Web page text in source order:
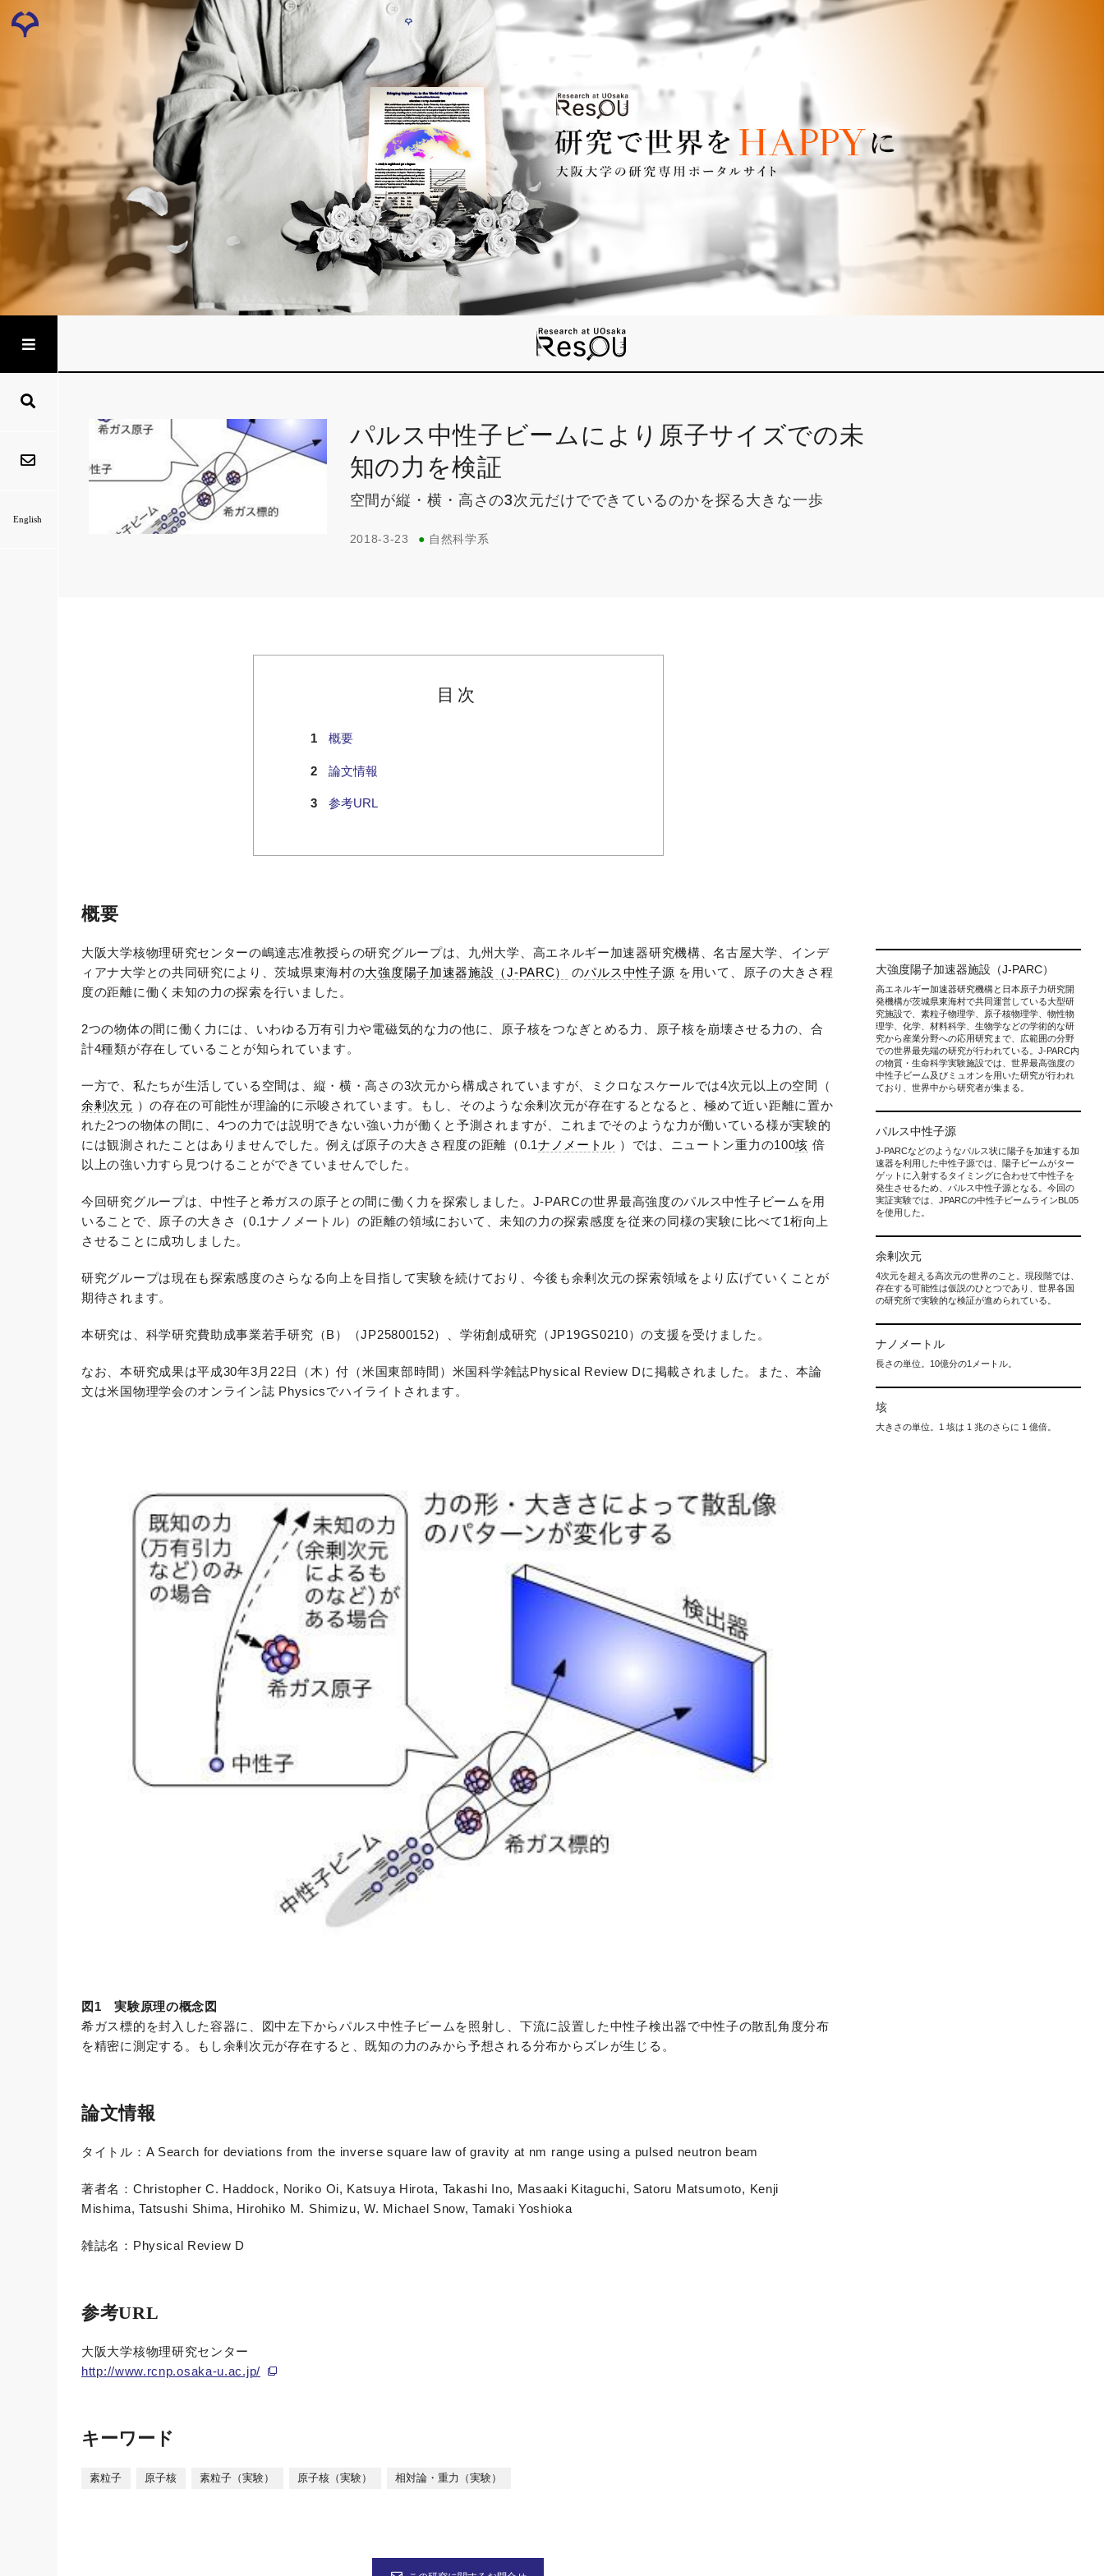
English
パルス中性子ビームにより原子サイズでの未
知の力を検証
空間が縦・横・高さの3次元だけでできているのかを探る大きな一歩
2018-3-23 ● 自然科学系
目次
概要
論文情報
参考URL
概要
大阪大学核物理研究センターの嶋達志准教授らの研究グループは、九州大学、高エネルギー加速器研究機構、名古屋大学、インデ
ィアナ大学との共同研究により、茨城県東海村の大強度陽子加速器施設（J-PARC） のパルス中性子源 を用いて、原子の大きさ程
度の距離に働く未知の力の探索を行いました。
2つの物体の間に働く力には、いわゆる万有引力や電磁気的な力の他に、原子核をつなぎとめる力、原子核を崩壊させる力の、合
計4種類が存在していることが知られています。
一方で、私たちが生活している空間は、縦・横・高さの3次元から構成されていますが、ミクロなスケールでは4次元以上の空間（
余剰次元 ）の存在の可能性が理論的に示唆されています。もし、そのような余剰次元が存在するとなると、極めて近い距離に置か
れた2つの物体の間に、4つの力では説明できない強い力が働くと予測されますが、これまでそのような力が働いている様が実験的
には観測されたことはありませんでした。例えば原子の大きさ程度の距離（0.1ナノメートル ）では、ニュートン重力の100垓 倍
以上の強い力すら見つけることができていませんでした。
今回研究グループは、中性子と希ガスの原子との間に働く力を探索しました。J-PARCの世界最高強度のパルス中性子ビームを用
いることで、原子の大きさ（0.1ナノメートル）の距離の領域において、未知の力の探索感度を従来の同様の実験に比べて1桁向上
させることに成功しました。
研究グループは現在も探索感度のさらなる向上を目指して実験を続けており、今後も余剰次元の探索領域をより広げていくことが
期待されます。
本研究は、科学研究費助成事業若手研究（B）（JP25800152）、学術創成研究（JP19GS0210）の支援を受けました。
なお、本研究成果は平成30年3月22日（木）付（米国東部時間）米国科学雑誌Physical Review Dに掲載されました。また、本論
文は米国物理学会のオンライン誌 Physicsでハイライトされます。
図1 実験原理の概念図
希ガス標的を封入した容器に、図中左下からパルス中性子ビームを照射し、下流に設置した中性子検出器で中性子の散乱角度分布
を精密に測定する。もし余剰次元が存在すると、既知の力のみから予想される分布からズレが生じる。
論文情報
タイトル：A Search for deviations from the inverse square law of gravity at nm range using a pulsed neutron beam
著者名：Christopher C. Haddock, Noriko Oi, Katsuya Hirota, Takashi Ino, Masaaki Kitaguchi, Satoru Matsumoto, Kenji
Mishima, Tatsushi Shima, Hirohiko M. Shimizu, W. Michael Snow, Tamaki Yoshioka
雑誌名：Physical Review D
参考URL
大阪大学核物理研究センター
http://www.rcnp.osaka-u.ac.jp/
大強度陽子加速器施設（J-PARC）
⾼エネルギー加速器研究機構と⽇本原⼦⼒研究開
発機構が茨城県東海村で共同運営している⼤型研
究施設で、素粒⼦物理学、原⼦核物理学、物性物
理学、化学、材料科学、⽣物学などの学術的な研
究から産業分野への応⽤研究まで、広範囲の分野
での世界最先端の研究が⾏われている。J-PARC内
の物質・⽣命科学実験施設では、世界最⾼強度の
中性⼦ビーム及びミュオンを⽤いた研究が⾏われ
ており、世界中から研究者が集まる。
パルス中性子源
J-PARCなどのようなパルス状に陽子を加速する加
速器を利用した中性子源では、陽子ビームがター
ゲットに入射するタイミングに合わせて中性子を
発生させるため、パルス中性子源となる。今回の
実証実験では、JPARCの中性子ビームラインBL05
を使用した。
余剰次元
4次元を超える高次元の世界のこと。現段階では、
存在する可能性は仮説のひとつであり、世界各国
の研究所で実験的な検証が進められている。
ナノメートル
長さの単位。10億分の1メートル。
垓
大きさの単位。1 垓は 1 兆のさらに 1 億倍。
キーワード
素粒子 原子核 素粒子（実験） 原子核（実験） 相対論・重力（実験）